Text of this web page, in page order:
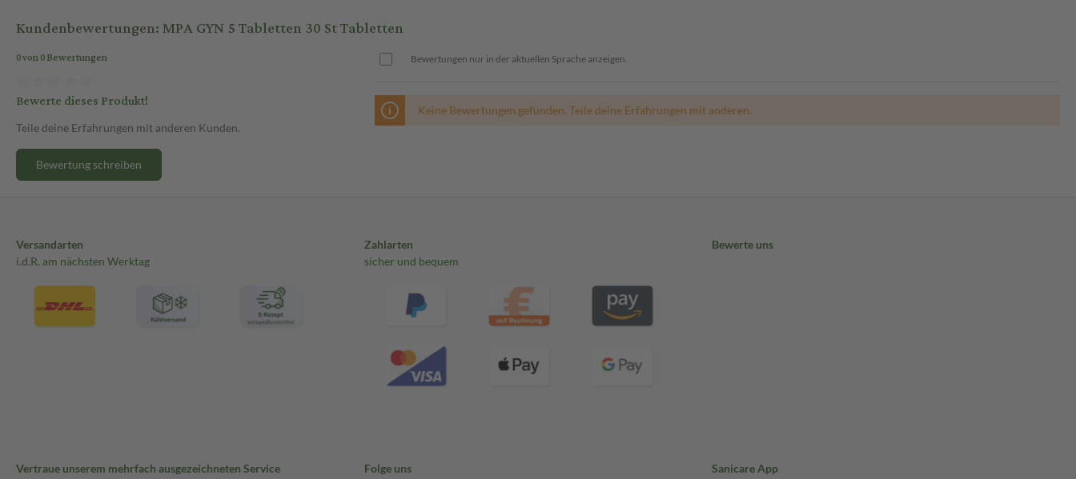
Kundenbewertungen: MPA GYN 5 Tabletten 30 St Tabletten
0 von 0 Bewertungen
Bewerte dieses Produkt!
Teile deine Erfahrungen mit anderen Kunden.
Bewertung schreiben
Bewertungen nur in der aktuellen Sprache anzeigen.
Keine Bewertungen gefunden. Teile deine Erfahrungen mit anderen.
Versandarten
i.d.R. am nächsten Werktag
Zahlarten
sicher und bequem
Bewerte uns
Vertraue unserem mehrfach ausgezeichneten Service Folge uns Sanicare App